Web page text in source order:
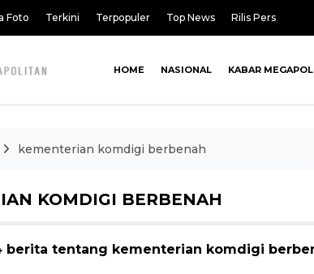
Foto Terkini Terpopuler Top News Rilis Pers
HOME NASIONAL KABAR
kementerian komdigi berbenah
KOMDIGI BERBENAH
berita tentang kementerian komdigi